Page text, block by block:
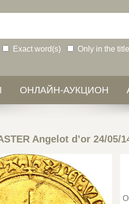
Exact word(s) Only in the title
ОНЛАЙН-АУКЦИОН
Angelot d’or 24/05/